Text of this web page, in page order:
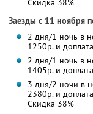
Скидка 38%
Заезды с 11 ноября
2 дня/1 ночь в
1250р. и
2 дня/1 ночь в
1405р. и
3 дня/2 ночи в
2380р. и
Скидка 38%